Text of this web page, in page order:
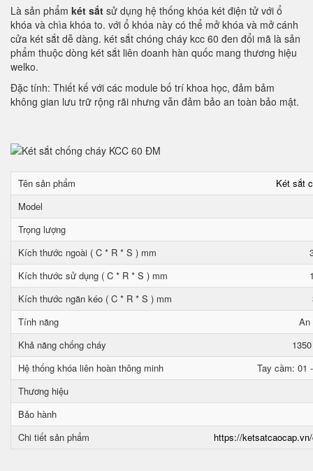
Là sản phẩm két sắt sử dụng hệ thống khóa két điện tử với ổ
khóa và chìa khóa to. với ổ khóa này có thể mở khóa và mở cánh
cửa két sắt dễ dàng. két sắt chóng cháy kcc 60 đen đổi mã là sản
phẩm thuộc dòng két sắt liên doanh hàn quốc mang thương hiệu
welko.
Đặc tính: Thiết kế với các module bố trí khoa học, đảm bảm
không gian lưu trữ rộng rãi nhưng vẫn đảm bảo an toàn bảo mật.
Tên sản phẩm
Két sắt
Model
Trọng lượng
Kích thước ngoài ( C * R * S ) mm
Kích thước sử dụng ( C * R * S ) mm
Kích thước ngăn kéo ( C * R * S ) mm
Tính năng
An
Khả năng chống cháy
Hệ thống khóa liên hoàn thông minh
Tay cầm: 01
Thương hiệu
Bảo hành
Chi tiết sản phẩm
https://